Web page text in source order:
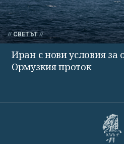
СВЕТЪТ
Иран с нови условия за
Ормузкия проток